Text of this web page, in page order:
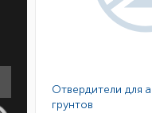
Отвердители для
грунтов